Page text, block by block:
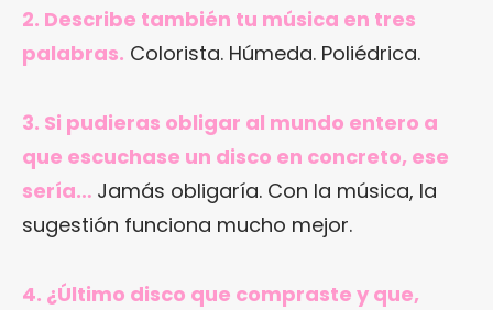
2. Describe también tu música en tres
palabras. Colorista. Húmeda. Poliédrica.
3. Si pudieras obligar al mundo entero a
que escuchase un disco en concreto, ese
sería… Jamás obligaría. Con la música, la
sugestión funciona mucho mejor.
4. ¿Último disco que compraste y que,